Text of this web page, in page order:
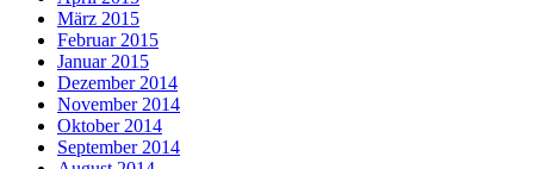
März 2015
Februar 2015
Januar 2015
Dezember 2014
November 2014
Oktober 2014
September 2014